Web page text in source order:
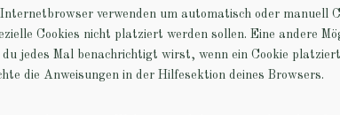
verwenden um automatisch oder manuell
Cookies nicht platziert werden sollen. Eine andere
jedes Mal benachrichtigt wirst, wenn ein Cookie
die Anweisungen in der Hilfesektion deines Browsers.